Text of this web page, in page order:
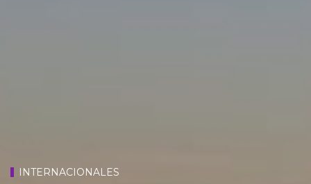
INTERNACIONALES